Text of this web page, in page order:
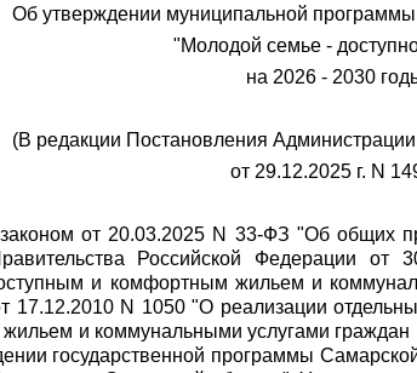
Об утверждении муниципальной программы
"Молодой семье -
на 2026 - 2030
(В редакции Постановления Администрации
от 29.12.2025 г. N
от 20.03.2025 N 33-ФЗ "Об общих
Российской Федерации
и комфортным жильем и
17.12.2010 N 1050 "О реализации
и коммунальными услугами
государственной программы